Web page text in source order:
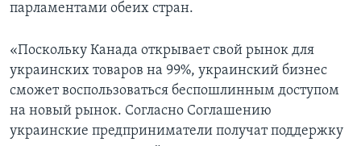
парламентами обеих стран.
«Поскольку Канада открывает свой рынок для
украинских товаров на 99%, украинский бизнес
сможет воспользоваться беспошлинным доступом
на новый рынок. Согласно Соглашению
украинские предприниматели получат поддержку